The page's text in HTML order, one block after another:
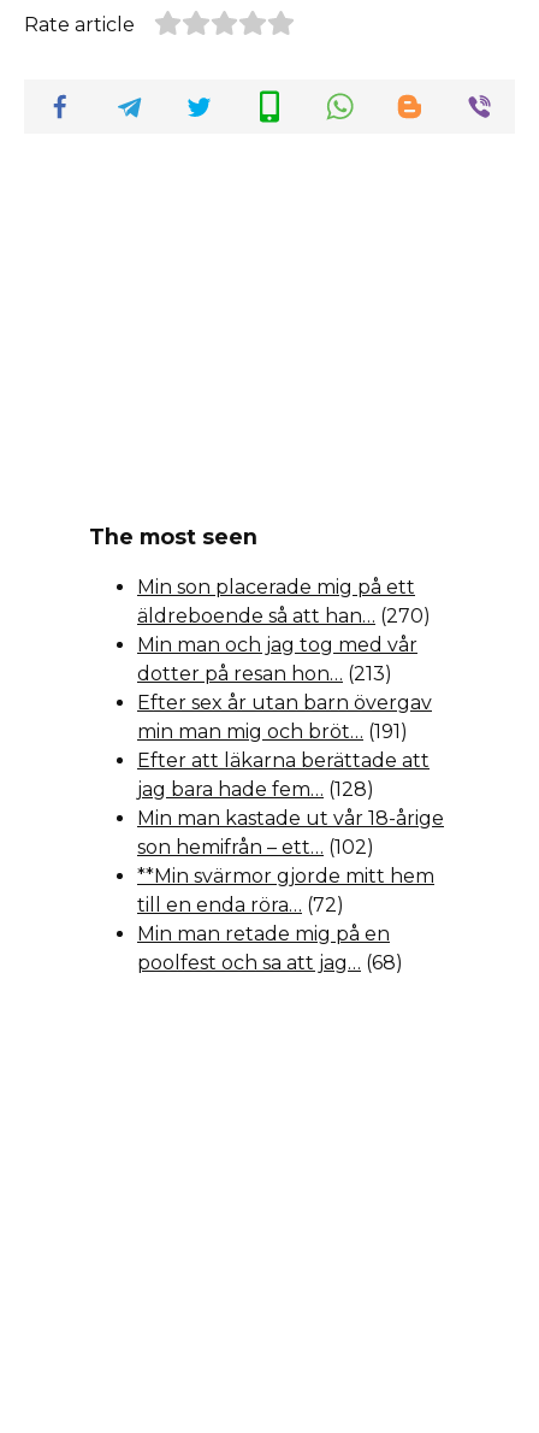
Rate article
The most seen
Min son placerade mig på ett
äldreboende så att han… (270)
Min man och jag tog med vår
dotter på resan hon… (213)
Efter sex år utan barn övergav
min man mig och bröt… (191)
Efter att läkarna berättade att
jag bara hade fem… (128)
Min man kastade ut vår 18-årige
son hemifrån – ett… (102)
**Min svärmor gjorde mitt hem
till en enda röra… (72)
Min man retade mig på en
poolfest och sa att jag… (68)